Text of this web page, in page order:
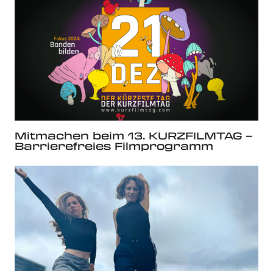
Mitmachen beim 13. KURZFILMTAG –
Barrierefreies Filmprogramm